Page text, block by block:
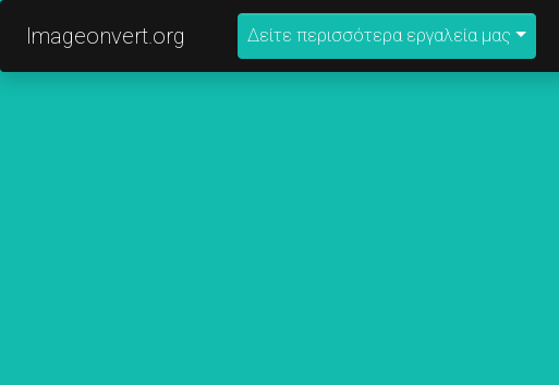
Imageonvert.org Δείτε περισσότερα εργαλεία μας